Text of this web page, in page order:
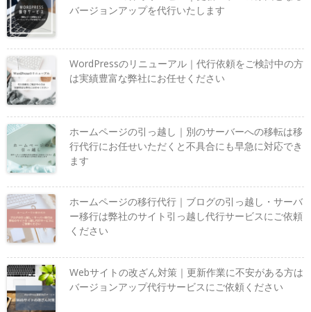
バージョンアップを代行いたします
WordPressのリニューアル｜代行依頼をご検討中の方
は実績豊富な弊社にお任せください
ホームページの引っ越し｜別のサーバーへの移転は移
行代行にお任せいただくと不具合にも早急に対応でき
ます
ホームページの移行代行｜ブログの引っ越し・サーバ
ー移行は弊社のサイト引っ越し代行サービスにご依頼
ください
Webサイトの改ざん対策｜更新作業に不安がある方は
バージョンアップ代行サービスにご依頼ください